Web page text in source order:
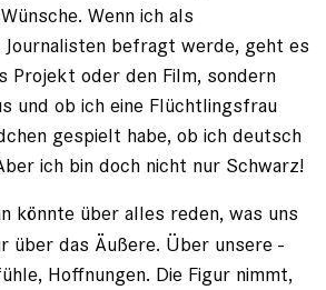
Wenn ich als
Journalisten befragt werde, geht es
Projekt oder den Film, sondern
und ob ich eine Flüchtlingsfrau
gespielt habe, ob ich deutsch
ich bin doch nicht nur Schwarz!
könnte über alles reden, was uns
über das Äußere. Über unsere
Hoffnungen. Die Figur nimmt,